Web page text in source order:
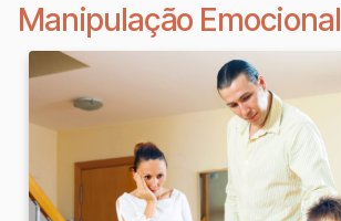
Manipulação Emocional